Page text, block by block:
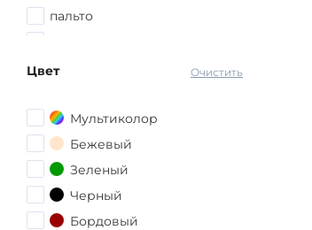
62
68-70
пальто
худи
Очистить
Цвет
Мультиколор
Бежевый
Зеленый
Черный
Бордовый